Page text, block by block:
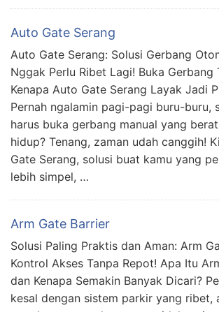
Auto Gate Serang
Auto Gate Serang: Solusi Gerbang
Nggak Perlu Ribet Lagi! Buka Gerbang
Kenapa Auto Gate Serang Layak Jadi
Pernah ngalamin pagi-pagi buru-buru,
harus buka gerbang manual yang
hidup? Tenang, zaman udah canggih!
Gate Serang, solusi buat kamu yang
lebih simpel, …
Arm Gate Barrier
Solusi Paling Praktis dan Aman: Arm
Kontrol Akses Tanpa Repot! Apa Itu
dan Kenapa Semakin Banyak Dicari?
kesal dengan sistem parkir yang ribet,